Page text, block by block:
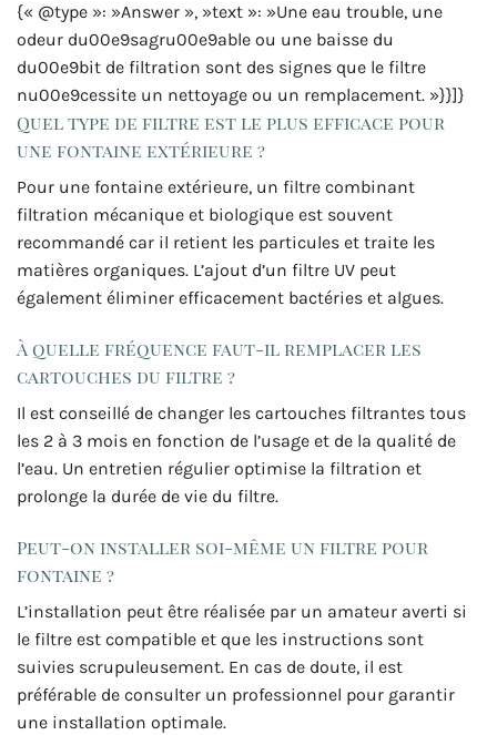
{« @type »: »Answer », »text »: »Une eau trouble, une
odeur du00e9sagru00e9able ou une baisse du
du00e9bit de filtration sont des signes que le filtre
nu00e9cessite un nettoyage ou un remplacement. »}}]}
Quel type de filtre est le plus efficace pour
une fontaine extérieure ?
Pour une fontaine extérieure, un filtre combinant
filtration mécanique et biologique est souvent
recommandé car il retient les particules et traite les
matières organiques. L’ajout d’un filtre UV peut
également éliminer efficacement bactéries et algues.
À quelle fréquence faut-il remplacer les
cartouches du filtre ?
Il est conseillé de changer les cartouches filtrantes tous
les 2 à 3 mois en fonction de l’usage et de la qualité de
l’eau. Un entretien régulier optimise la filtration et
prolonge la durée de vie du filtre.
Peut-on installer soi-même un filtre pour
fontaine ?
L’installation peut être réalisée par un amateur averti si
le filtre est compatible et que les instructions sont
suivies scrupuleusement. En cas de doute, il est
préférable de consulter un professionnel pour garantir
une installation optimale.